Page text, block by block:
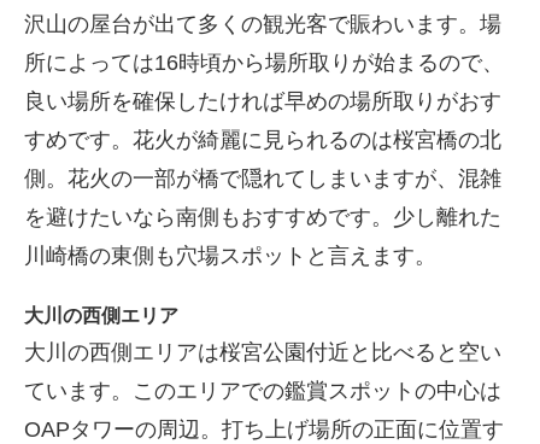
沢山の屋台が出て多くの観光客で賑わいます。場
所によっては16時頃から場所取りが始まるので、
良い場所を確保したければ早めの場所取りがおす
すめです。花火が綺麗に見られるのは桜宮橋の北
側。花火の一部が橋で隠れてしまいますが、混雑
を避けたいなら南側もおすすめです。少し離れた
川崎橋の東側も穴場スポットと言えます。
大川の西側エリア
大川の西側エリアは桜宮公園付近と比べると空い
ています。このエリアでの鑑賞スポットの中心は
OAPタワーの周辺。打ち上げ場所の正面に位置す